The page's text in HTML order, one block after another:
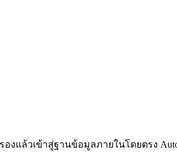
แล้วเข้าสู่ฐานข้อมูลภายในโดยตรง